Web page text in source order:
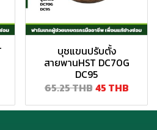
บุชแขนปรับตั้ง
สายพานHST DC70G
DC95
65.25 THB45 THB